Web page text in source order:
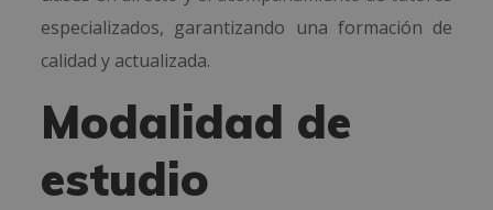
especializados, garantizando una formación de
calidad y actualizada.
Modalidad de
estudio